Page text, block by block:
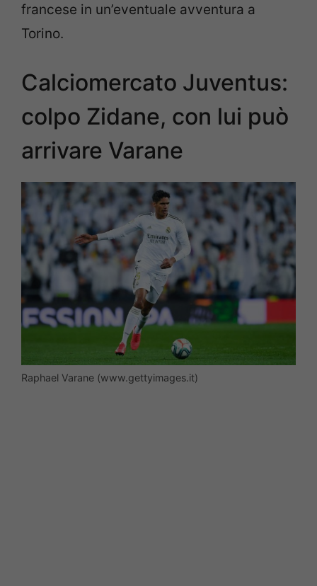
francese in un’eventuale avventura a
Torino.
Calciomercato Juventus:
colpo Zidane, con lui può
arrivare Varane
Raphael Varane (www.gettyimages.it)